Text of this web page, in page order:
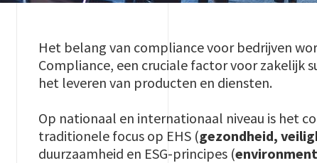
Het belang van compliance voor bedrijven
Compliance, een cruciale factor voor zakelijk
het leveren van producten en diensten.
Op nationaal en internationaal niveau is het
traditionele focus op EHS (gezondheid,
duurzaamheid en ESG-principes (